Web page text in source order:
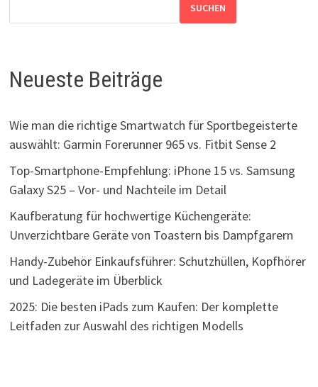
SUCHEN
Neueste Beiträge
Wie man die richtige Smartwatch für Sportbegeisterte
auswählt: Garmin Forerunner 965 vs. Fitbit Sense 2
Top-Smartphone-Empfehlung: iPhone 15 vs. Samsung
Galaxy S25 – Vor- und Nachteile im Detail
Kaufberatung für hochwertige Küchengeräte:
Unverzichtbare Geräte von Toastern bis Dampfgarern
Handy-Zubehör Einkaufsführer: Schutzhüllen, Kopfhörer
und Ladegeräte im Überblick
2025: Die besten iPads zum Kaufen: Der komplette
Leitfaden zur Auswahl des richtigen Modells